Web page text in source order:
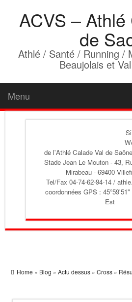
ACVS –
de
Athlé / Santé / Running /
Beaujolais et
Menu
de l'Athlé Calade Val de Saône
Stade Jean Le Mouton - 43,
Mirabeau - 69400
Tel/Fax 04-74-62-94-14 /
coordonnées GPS :
Est
Home » Blog » Actu dessus » Cross »